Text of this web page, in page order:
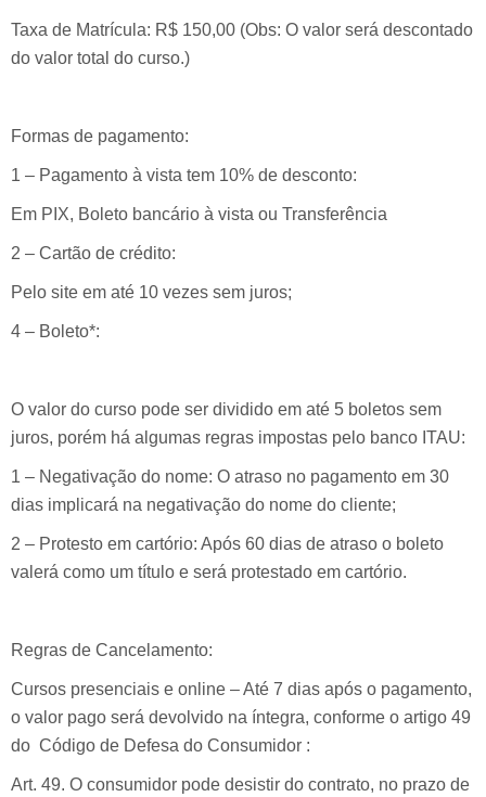
Taxa de Matrícula: R$ 150,00 (Obs: O valor será descontado
do valor total do curso.)
Formas de pagamento:
1 – Pagamento à vista tem 10% de desconto:
Em PIX, Boleto bancário à vista ou Transferência
2 – Cartão de crédito:
Pelo site em até 10 vezes sem juros;
4 – Boleto*:
O valor do curso pode ser dividido em até 5 boletos sem
juros, porém há algumas regras impostas pelo banco ITAU:
1 – Negativação do nome: O atraso no pagamento em 30
dias implicará na negativação do nome do cliente;
2 – Protesto em cartório: Após 60 dias de atraso o boleto
valerá como um título e será protestado em cartório.
Regras de Cancelamento:
Cursos presenciais e online – Até 7 dias após o pagamento,
o valor pago será devolvido na íntegra, conforme o artigo 49
do Código de Defesa do Consumidor :
Art. 49. O consumidor pode desistir do contrato, no prazo de